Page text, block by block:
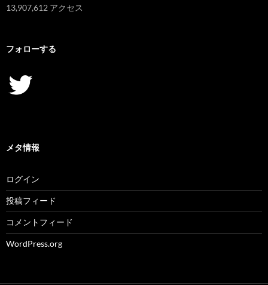
13,907,612 アクセス
フォローする
Twitter
メタ情報
ログイン
投稿フィード
コメントフィード
WordPress.org